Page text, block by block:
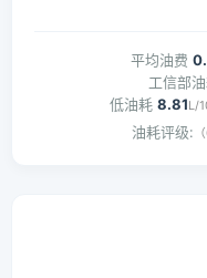
平均油费
工信部
低油耗 8.81L/
油耗评级: